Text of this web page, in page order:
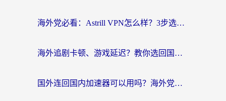
海外党必看：Astrill VPN怎么样？3步选对回国加速器实现无缝刷剧玩游戏
海外追剧卡顿、游戏延迟？教你选回国加速器，附免费加速器试用一小时福利
国外连回国内加速器可以用吗？海外党亲测实用指南，解决追剧游戏卡顿难题